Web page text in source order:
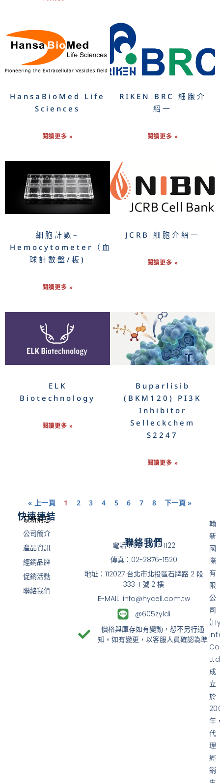
HansaBioMed Life
Sciences
閱讀更多 »
RIKEN BRC 細胞介
紹一
閱讀更多 »
細胞計數–
Hemocytometer（血
球計數盤/板)
閱讀更多 »
JCRB 細胞介紹一
閱讀更多 »
ELK
Biotechnology
閱讀更多 »
Buparlisib
(BKM120) PI3K
Inhibitor
Selleckchem
S2247
閱讀更多 »
« 上一頁 1 2 3 4 5 6 7 8 下一頁 »
翰
新
國
際
有
限
公
司
成
立
於
年
代
理
經
銷
快速連結
最新消息
公司簡介
產品資訊
經銷品牌
促銷活動
聯絡我們
聯絡我們
電話：02-2877-1122
傳真：02-2876-1520
地址：112027 台北市北投區石牌路 2 段
333-1 號 2 樓
E-MAIL: info@hycell.com.tw
@605zyldi
價格與庫存如有變動，恕不另行通
知。如有變更，以客服人員確認為準